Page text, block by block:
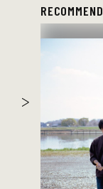
RECOMMEND